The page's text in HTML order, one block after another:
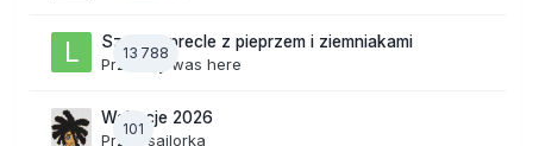
13 788
Szalone precle z pieprzem i ziemniakami
Przez lily was here
101
Wakacje 2026
Przez sailorka